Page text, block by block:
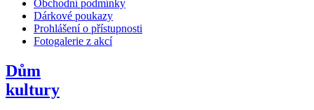
Obchodní podmínky
Dárkové poukazy
Prohlášení o přístupnosti
Fotogalerie z akcí
Dům
kultury